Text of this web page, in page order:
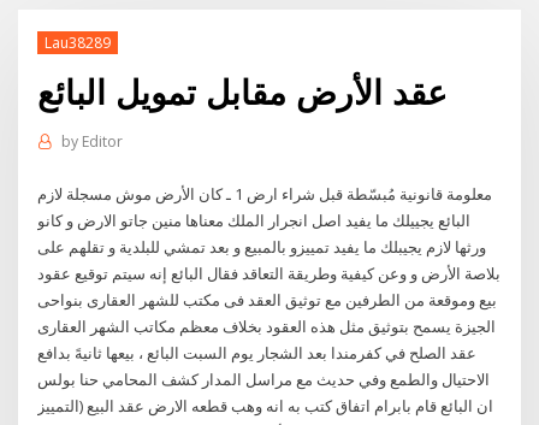
Lau38289
عقد الأرض مقابل تمويل البائع
by Editor
معلومة قانونية مُبسّطة قبل شراء ارض 1 ـ كان الأرض موش مسجلة لازم
البائع يجييلك ما يفيد اصل انجرار الملك معناها منين جاتو الارض و كانو
ورثها لازم يجيبلك ما يفيد تمييزو بالمبيع و بعد تمشي للبلدية و تقلهم على
بلاصة الأرض و وعن كيفية وطريقة التعاقد فقال البائع إنه سيتم توقيع عقود
بيع وموقعة من الطرفين مع توثيق العقد فى مكتب للشهر العقارى بنواحى
الجيزة يسمح بتوثيق مثل هذه العقود بخلاف معظم مكاتب الشهر العقارى
عقد الصلح في كفرمندا بعد الشجار يوم السبت البائع ، بيعها ثانيهً بدافع
الاحتيال والطمع وفي حديث مع مراسل المدار كشف المحامي حنا بولس
ان البائع قام بابرام اتفاق كتب به انه وهب قطعه الارض عقد البيع (التمييز